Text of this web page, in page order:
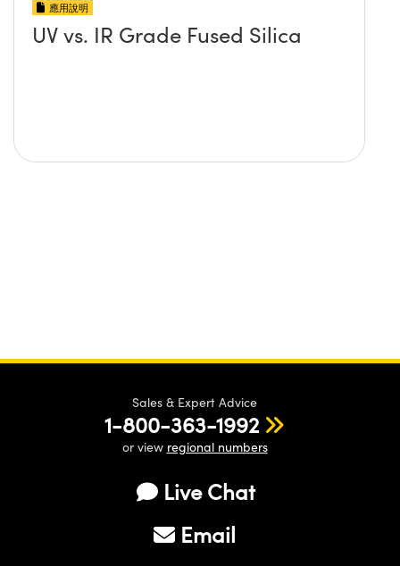
應用說明
UV vs. IR Grade Fused Silica
Sales & Expert Advice
1-800-363-1992
or view regional numbers
Live Chat
Email